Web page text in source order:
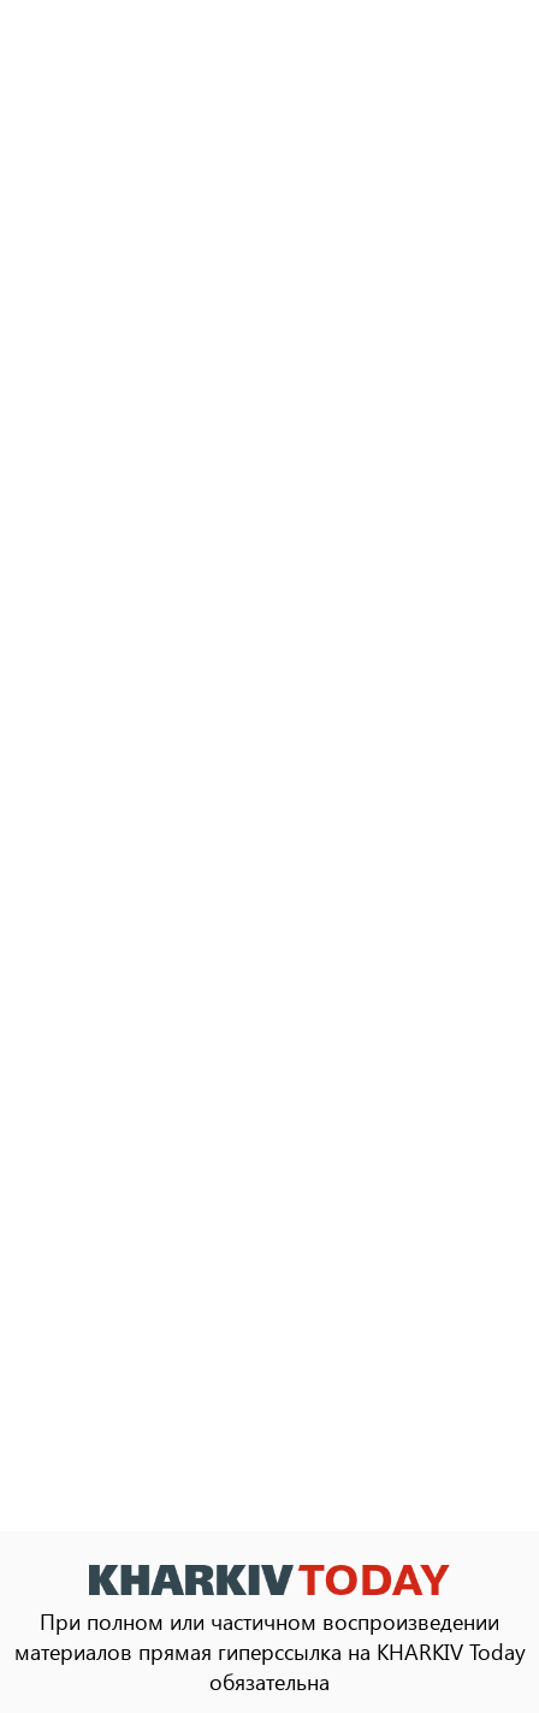
При полном или частичном воспроизведении
материалов прямая гиперссылка на KHARKIV Today
обязательна